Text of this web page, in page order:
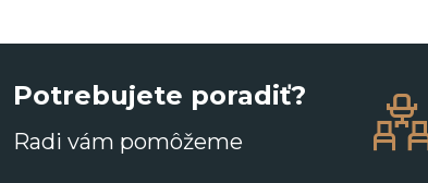
Potrebujete poradiť?
Radi vám pomôžeme